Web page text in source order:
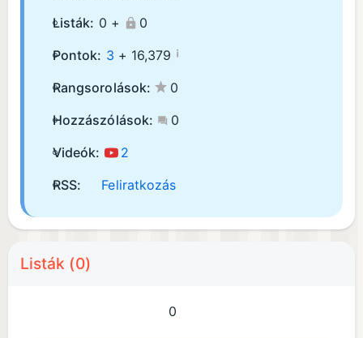
Listák: 0 +
0
Pontok: 3 + 16,379 ¡
Rangsorolások:
0
Hozzászólások:
0
Videók:
2
RSS:
Feliratkozás
Listák (0)
0